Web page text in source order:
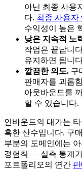
아닌 최종 사용
다. 최종 사용자
수익성이 높은
낮은 지속적 노
작업은 끝납니
유지하면 됩니
깔끔한 의도. 구
판매자를 괴롭
아웃바운드를
할 수 있습니다.
인바운드의 대가는
혹한 산수입니다. 구
부분의 도메인에는
경험칙 — 실측 통계
포트폴리오의 연간